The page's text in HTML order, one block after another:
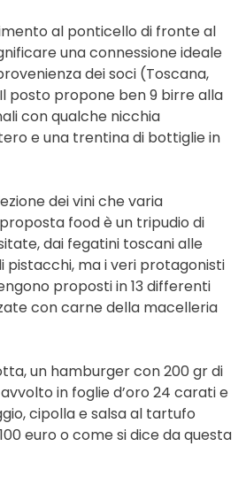
al ponticello di fronte al
una connessione ideale
dei soci (Toscana,
posto propone ben 9 birre alla
con qualche nicchia
e una trentina di bottiglie in
dei vini che varia
food è un tripudio di
dai fegatini toscani alle
ma i veri protagonisti
proposti in 13 differenti
con carne della macelleria
un hamburger con 200 gr di
in foglie d’oro 24 carati e
cipolla e salsa al tartufo
euro o come si dice da questa